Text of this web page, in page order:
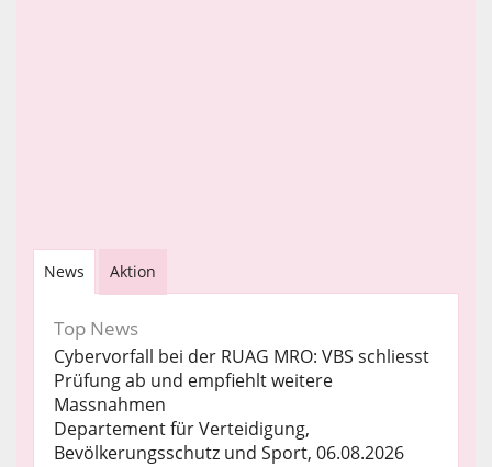
News Aktion
Top News
Cybervorfall bei der RUAG MRO: VBS schliesst
Prüfung ab und empfiehlt weitere
Massnahmen
Departement für Verteidigung,
Bevölkerungsschutz und Sport, 06.08.2026